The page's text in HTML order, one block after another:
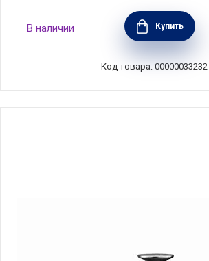
Кокот чугунный "Тыква" 24 см,
цвет корица, Staub, Франция,
В наличии Купить
Код товара: 00000033232